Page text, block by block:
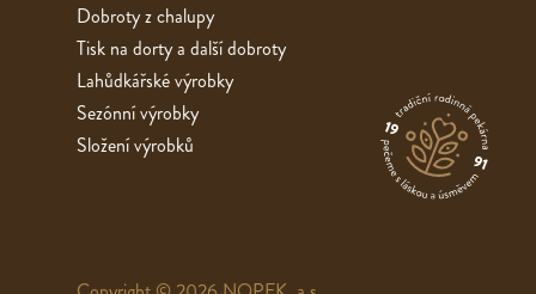
Dobroty z chalupy
Tisk na dorty a další dobroty
Lahůdkářské výrobky
Sezónní výrobky
Složení výrobků